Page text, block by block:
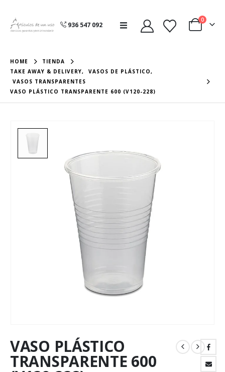
936 547 092
0
HOME
TIENDA
TAKE AWAY & DELIVERY, VASOS DE PLÁSTICO,
VASOS TRANSPARENTES
VASO PLÁSTICO TRANSPARENTE 600 (V120-228)
VASO PLÁSTICO
TRANSPARENTE 600